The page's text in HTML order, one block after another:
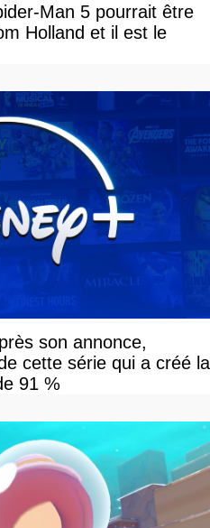
Man 5 pourrait être
Holland et il est le
son annonce,
cette série qui a créé la
91 %